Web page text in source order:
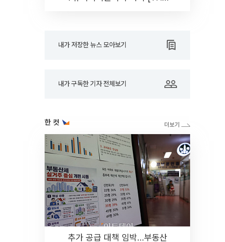
내가 저장한 뉴스 모아보기
내가 구독한 기자 전체보기
한 컷
추가 공급 대책 임박…부동산